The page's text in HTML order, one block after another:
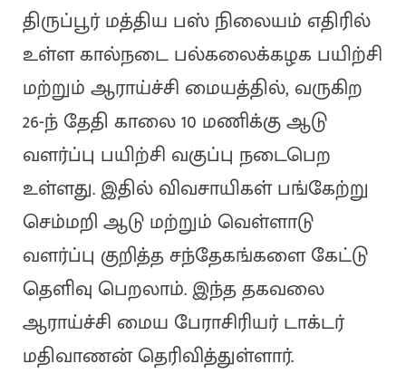
திருப்பூர் மத்திய பஸ் நிலையம் எதிரில்
உள்ள கால்நடை பல்கலைக்கழக பயிற்சி
மற்றும் ஆராய்ச்சி மையத்தில், வருகிற
26-ந் தேதி காலை 10 மணிக்கு ஆடு
வளர்ப்பு பயிற்சி வகுப்பு நடைபெற
உள்ளது. இதில் விவசாயிகள் பங்கேற்று
செம்மறி ஆடு மற்றும் வெள்ளாடு
வளர்ப்பு குறித்த சந்தேகங்களை கேட்டு
தெளிவு பெறலாம். இந்த தகவலை
ஆராய்ச்சி மைய பேராசிரியர் டாக்டர்
மதிவாணன் தெரிவித்துள்ளார்.